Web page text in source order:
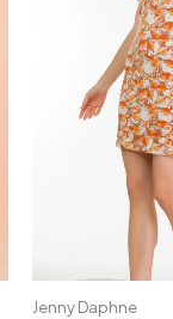
Jenny Daphne